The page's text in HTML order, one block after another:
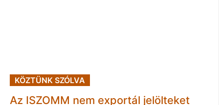
KÖZTÜNK SZÓLVA
Az ISZOMM nem exportál jelölteket